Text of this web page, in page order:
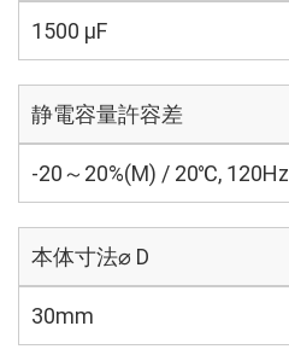
1500 µF
静電容量許容差
-20～20%(M) / 20℃, 120Hz
本体寸法⌀ D
30mm